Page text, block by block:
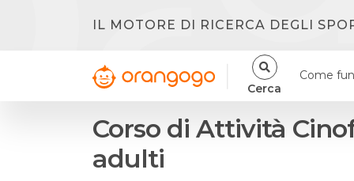
IL MOTORE DI RICERCA DEGLI
Cerca
Come
Corso di Attività
adulti